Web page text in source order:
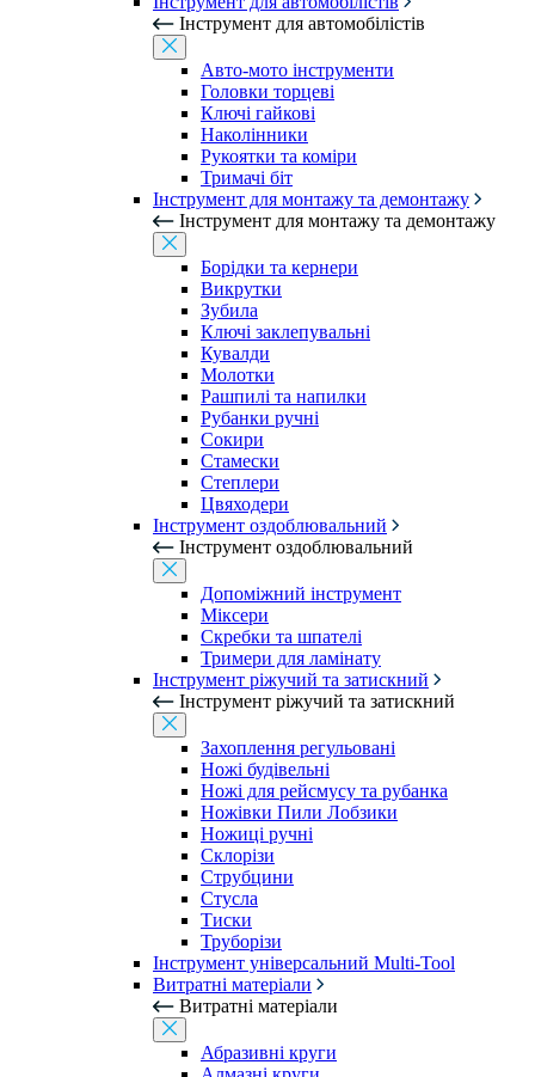
Інструмент для автомобілістів
Авто-мото інструменти
Головки торцеві
Ключі гайкові
Наколінники
Рукоятки та коміри
Тримачі біт
Інструмент для монтажу та демонтажу
Інструмент для монтажу та демонтажу
Борідки та кернери
Викрутки
Зубила
Ключі заклепувальні
Кувалди
Молотки
Рашпилі та напилки
Рубанки ручні
Сокири
Стамески
Степлери
Цвяходери
Інструмент оздоблювальний
Інструмент оздоблювальний
Допоміжний інструмент
Міксери
Скребки та шпателі
Тримери для ламінату
Інструмент ріжучий та затискний
Інструмент ріжучий та затискний
Захоплення регульовані
Ножі будівельні
Ножі для рейсмусу та рубанка
Ножівки Пили Лобзики
Ножиці ручні
Склорізи
Струбцини
Стусла
Тиски
Труборізи
Інструмент універсальний Multi-Tool
Витратні матеріали
Витратні матеріали
Абразивні круги